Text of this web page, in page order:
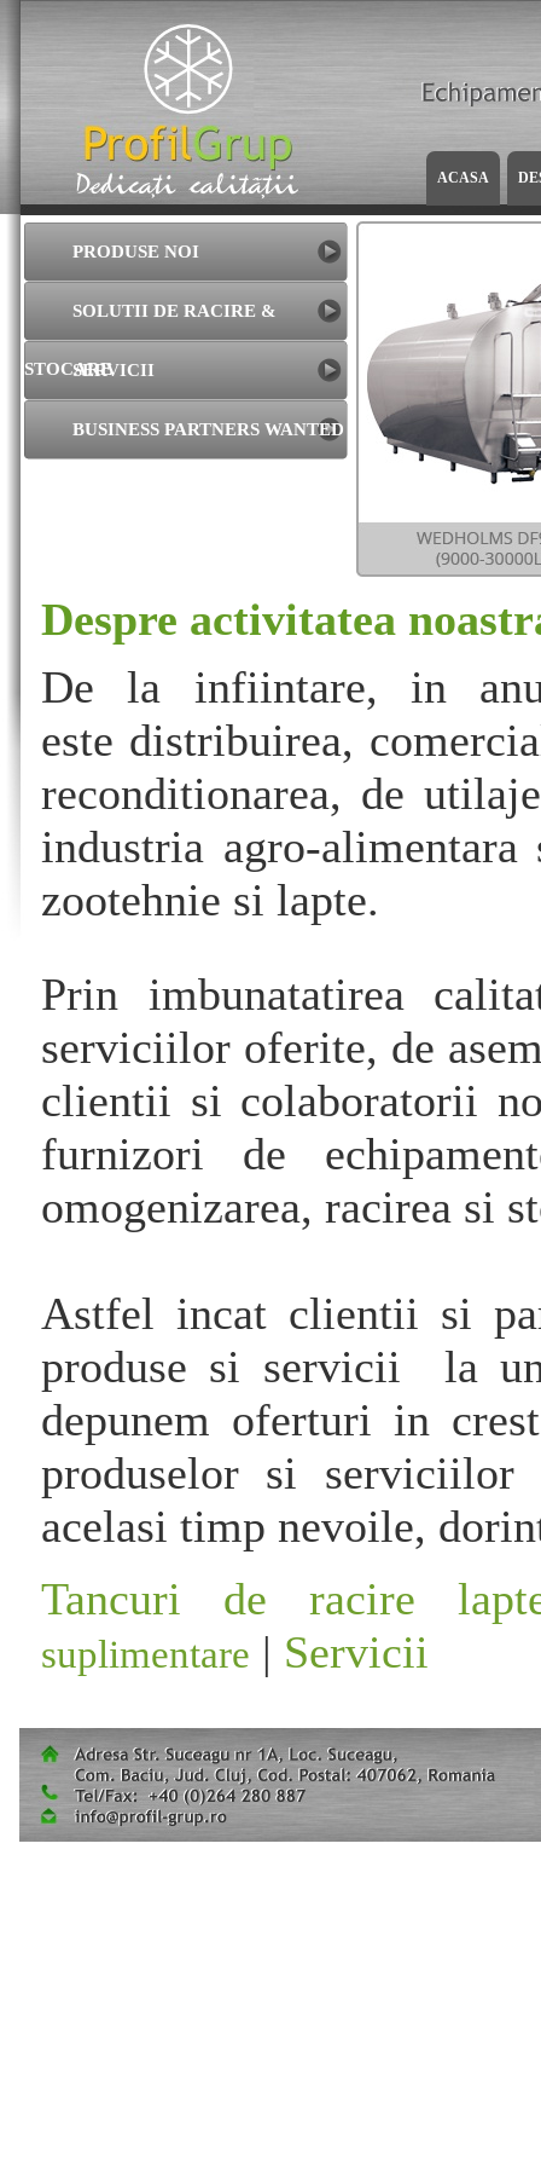
ACASA
PRODUSE NOI
SOLUTII DE RACIRE &
STOCARESERVICII
BUSINESS PARTNERS WANTED
Despre activitatea
De la infiintare, in
este distribuirea,
reconditionarea, de
industria agro-
zootehnie si lapte.
Prin imbunatatirea
serviciilor oferite, de
clientii si colaboratorii
furnizori de
omogenizarea, racirea si
Astfel incat clientii si
produse si servicii la
depunem oferturi in
produselor si
acelasi timp nevoile,
Tancuri de racire
suplimentare | Servicii